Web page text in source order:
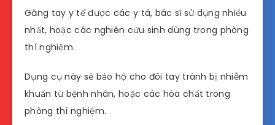
Găng tay y tế được các y tá, bác sĩ sử dụng nhiều
nhất, hoặc các nghiên cứu sinh dùng trong phòng
thí nghiệm.
Dụng cụ này sẽ bảo hộ cho đôi tay tránh bị nhiễm
khuẩn từ bệnh nhân, hoặc các hóa chất trong
phòng thí nghiệm.